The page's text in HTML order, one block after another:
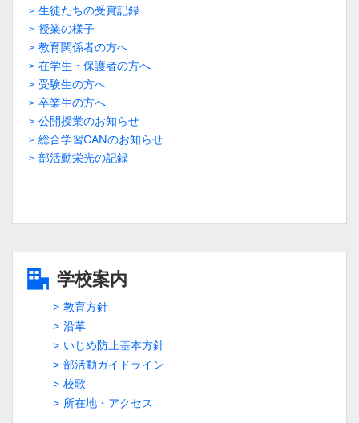
生徒たちの受賞記録
授業の様子
教育関係者の方へ
在学生・保護者の方へ
受験生の方へ
卒業生の方へ
公開授業のお知らせ
総合学習CANのお知らせ
部活動栄光の記録
学校案内
教育方針
沿革
いじめ防止基本方針
部活動ガイドライン
校歌
所在地・アクセス